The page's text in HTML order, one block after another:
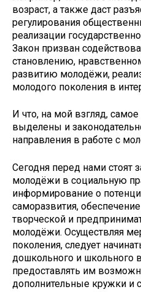
возраст, а также даст
регулирования
реализации
Закон призван
становлению,
развитию молодёжи,
молодого поколения в
И что, на мой взгляд,
выделены и
направления в работе с
Сегодня перед нами стоят
молодёжи в социальную
информирование о
саморазвития,
творческой и
молодёжи. Осуществляя
поколения, следует
дошкольного и школьного
предоставлять им
дополнительные кружки и